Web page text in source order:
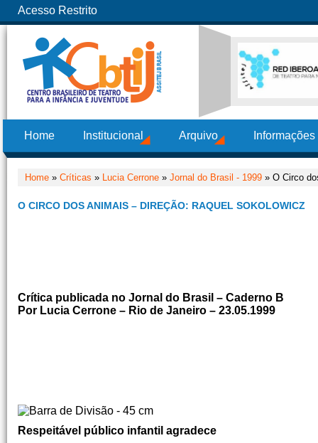
Acesso Restrito
Home Institucional Arquivo
Home » Críticas » Lucia Cerrone » Jornal do Brasil - 1999 » O Circo
O CIRCO DOS ANIMAIS – DIREÇÃO: RAQUEL SOKOLOWICZ
Crítica publicada no Jornal do Brasil – Caderno B
Por Lucia Cerrone – Rio de Janeiro – 23.05.1999
Respeitável público infantil agradece